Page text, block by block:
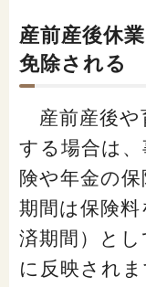
産前産後休
免除される
産前産後や
する場合は
険や年金の
期間は保険
済期間）と
に反映されま